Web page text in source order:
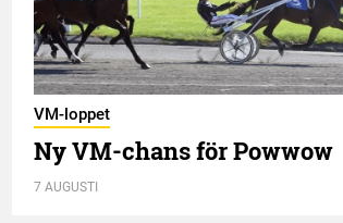
VM-loppet
Ny VM-chans för Powwow
7 AUGUSTI